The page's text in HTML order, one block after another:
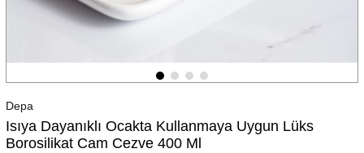
Depa
Isıya Dayanıklı Ocakta Kullanmaya Uygun Lüks
Borosilikat Cam Cezve 400 Ml